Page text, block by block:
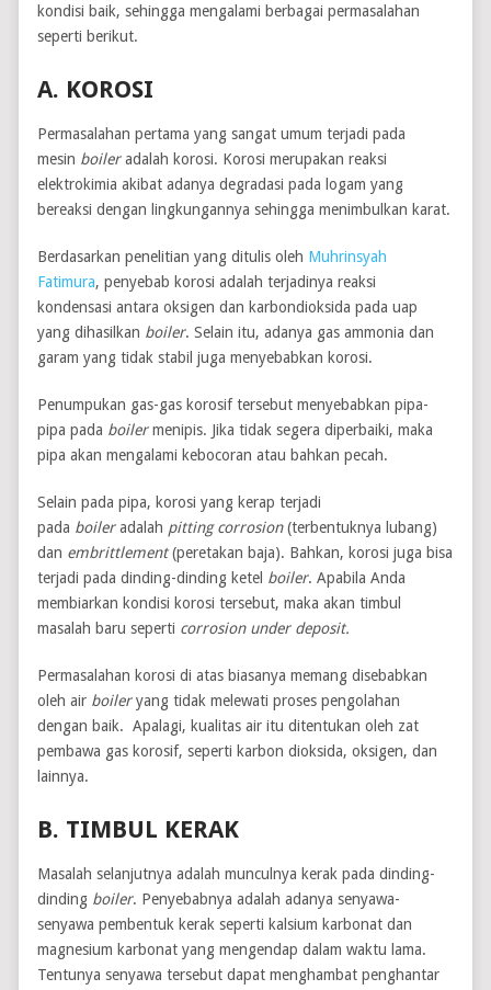
kondisi baik, sehingga mengalami berbagai permasalahan
seperti berikut.
A. KOROSI
Permasalahan pertama yang sangat umum terjadi pada
mesin boileradalah korosi. Korosi merupakan reaksi
elektrokimia akibat adanya degradasi pada logam yang
bereaksi dengan lingkungannya sehingga menimbulkan karat.
Berdasarkan penelitian yang ditulis oleh Muhrinsyah
Fatimura, penyebab korosi adalah terjadinya reaksi
kondensasi antara oksigen dan karbondioksida pada uap
yang dihasilkan boiler. Selain itu, adanya gas ammonia dan
garam yang tidak stabil juga menyebabkan korosi.
Penumpukan gas-gas korosif tersebut menyebabkan pipa-
pipa pada boilermenipis. Jika tidak segera diperbaiki, maka
pipa akan mengalami kebocoran atau bahkan pecah.
Selain pada pipa, korosi yang kerap terjadi
pada boileradalah pitting corrosion(terbentuknya lubang)
dan embrittlement(peretakan baja). Bahkan, korosi juga bisa
terjadi pada dinding-dinding ketel boiler. Apabila Anda
membiarkan kondisi korosi tersebut, maka akan timbul
masalah baru seperti corrosion under deposit.
Permasalahan korosi di atas biasanya memang disebabkan
oleh air boileryang tidak melewati proses pengolahan
dengan baik. Apalagi, kualitas air itu ditentukan oleh zat
pembawa gas korosif, seperti karbon dioksida, oksigen, dan
lainnya.
B. TIMBUL KERAK
Masalah selanjutnya adalah munculnya kerak pada dinding-
dinding boiler. Penyebabnya adalah adanya senyawa-
senyawa pembentuk kerak seperti kalsium karbonat dan
magnesium karbonat yang mengendap dalam waktu lama.
Tentunya senyawa tersebut dapat menghambat penghantar